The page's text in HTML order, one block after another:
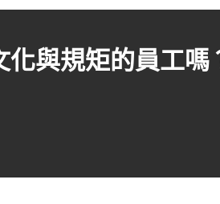
與規矩的員工